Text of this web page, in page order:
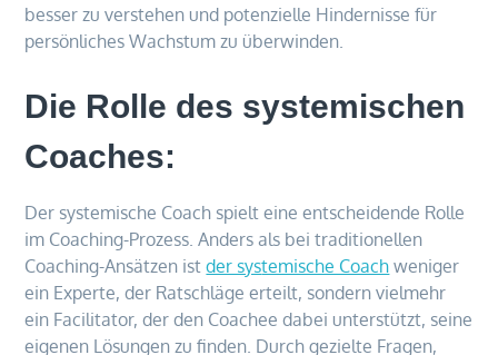
besser zu verstehen und potenzielle Hindernisse für
persönliches Wachstum zu überwinden.
Die Rolle des systemischen
Coaches:
Der systemische Coach spielt eine entscheidende Rolle
im Coaching-Prozess. Anders als bei traditionellen
Coaching-Ansätzen istder systemische Coach weniger
ein Experte, der Ratschläge erteilt, sondern vielmehr
ein Facilitator, der den Coachee dabei unterstützt, seine
eigenen Lösungen zu finden. Durch gezielte Fragen,